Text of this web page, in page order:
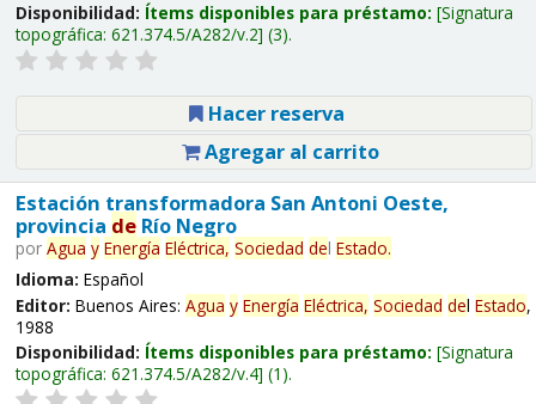
Disponibilidad: Ítems disponibles para préstamo: Signatura
topográfica: 621.374.5/A282/v.2 (3).
Hacer reserva
Agregar al carrito
Estación transformadora San Antoni Oeste,
provincia deRío Negro
por Agua y Energía Eléctrica, Sociedad del Estado.
Idioma: Español
Editor: Buenos Aires: Agua y Energía Eléctrica, Sociedad del Estado,
1988
Disponibilidad: Ítems disponibles para préstamo: Signatura
topográfica: 621.374.5/A282/v.4 (1).